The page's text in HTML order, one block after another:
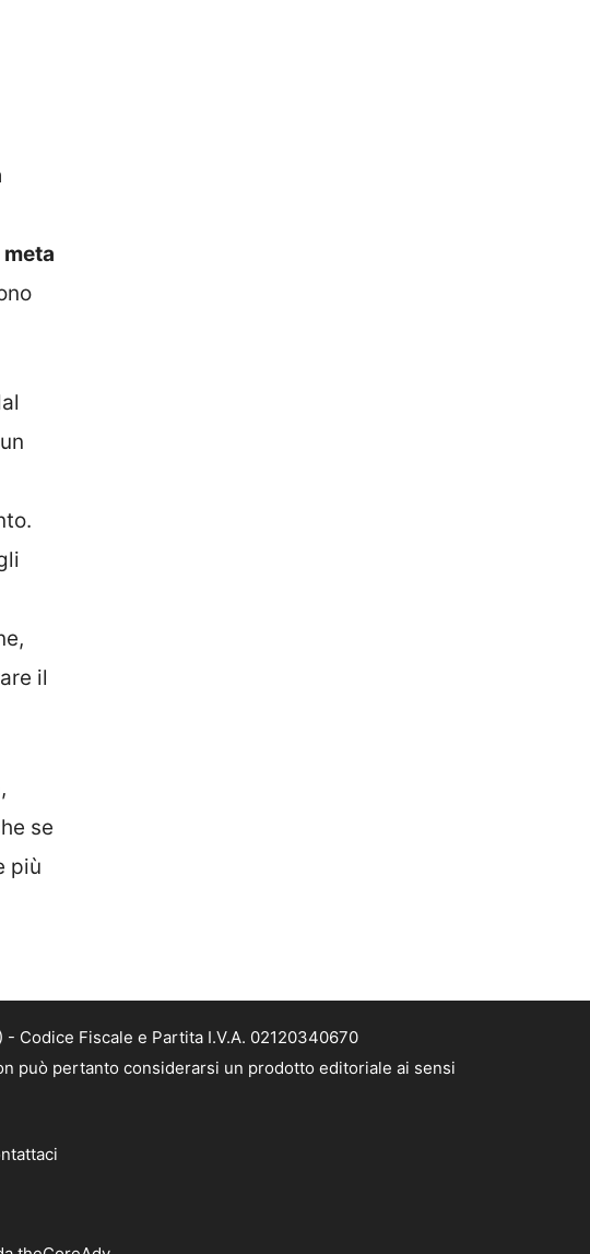
meta
il
se
più
- Codice Fiscale e Partita I.V.A. 02120340670
può pertanto considerarsi un prodotto editoriale ai sensi